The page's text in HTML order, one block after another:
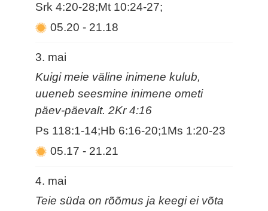
Srk 4:20-28;Mt 10:24-27;
05.20- 21.18
3. mai
Kuigi meie väline inimene kulub,
uueneb seesmine inimene ometi
päev-päevalt. 2Kr 4:16
Ps 118:1-14;Hb 6:16-20;1Ms 1:20-23
05.17- 21.21
4. mai
Teie süda on rõõmus ja keegi ei võta